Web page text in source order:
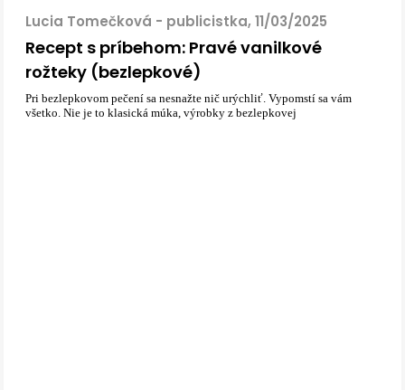
Lucia Tomečková - publicistka, 11/03/2025
Recept s príbehom: Pravé vanilkové
rožteky (bezlepkové)
Pri bezlepkovom pečení sa nesnažte nič urýchliť. Vypomstí sa vám
všetko. Nie je to klasická múka, výrobky z bezlepkovej